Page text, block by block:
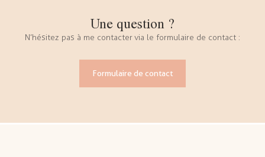
Une question ?
N’hésitez pas à me contacter via le formulaire de contact :
Formulaire de contact